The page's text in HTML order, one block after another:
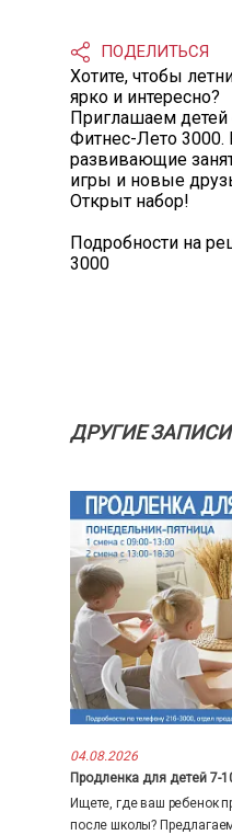
ПОДЕЛИТЬСЯ
Хотите, чтобы
ярко и интересно?
Приглашаем детей
Фитнес-Лето 3000.
развивающие
игры и новые
Открыт набор!
Подробности на
3000
ДРУГИЕ ЗАПИСИ
04.08.2026
Продленка для детей 7-
Ищете, где ваш ребенок
после школы?